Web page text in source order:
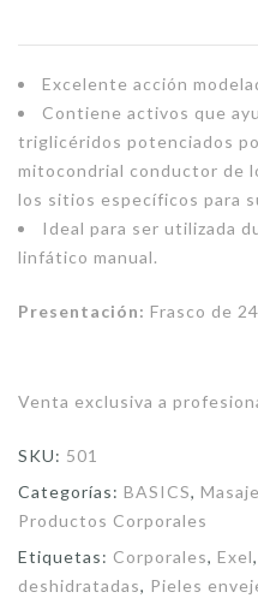
Excelente acción
Contiene activos que
triglicéridos potenciados
mitocondrial conductor de
los sitios específicos para
Ideal para ser utilizada
linfático manual.
Presentación: Frasco de
Venta exclusiva a
SKU: 501
Categorías: BASICS,
Productos Corporales
Etiquetas: Corporales, Exel,
deshidratadas, Pieles